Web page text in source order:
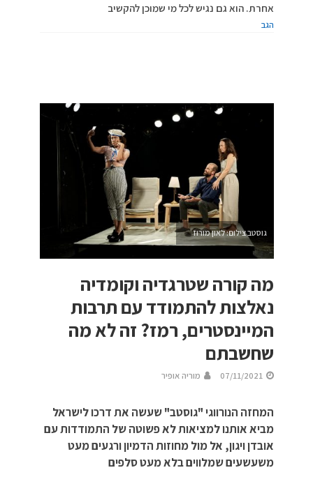
אחרת. הוא גם נגיש לכל מי שמוכן להקשיב
הגב
גוסטב צילום: לאון מורוז
מה קורה שטרגדיה וקומדיה
נאלצות להתמודד עם תרבות
המיינסטרים, רמז? זה לא מה
שחשבתם
07/11/2021 מוריה אופיר
המחזה הנורווגי "גוסטב" שעשה את דרכו לישראל
מביא אותנו למציאות לא פשוטה של התמודדות עם
אובדן ויגון, אל מול מחוזות הדמיון ורגעים מעט
משעשעים שמלווים בלא מעט סלפים